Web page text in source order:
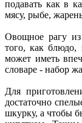
подавать как в
мясу, рыбе,
Овощное рагу
того, как блюдо,
может иметь
словаре - набор
Для
достаточно
шкурку, а чтобы